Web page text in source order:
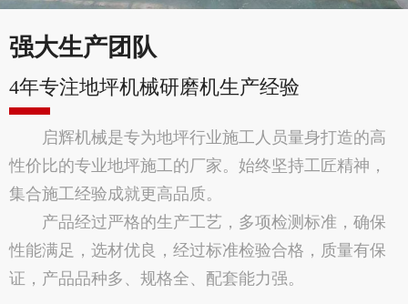
强大生产团队
4年专注地坪机械研磨机生产经验
启辉机械是专为地坪行业施工人员量身打造的高
性价比的专业地坪施工的厂家。始终坚持工匠精神，
集合施工经验成就更高品质。
产品经过严格的生产工艺，多项检测标准，确保
性能满足，选材优良，经过标准检验合格，质量有保
证，产品品种多、规格全、配套能力强。